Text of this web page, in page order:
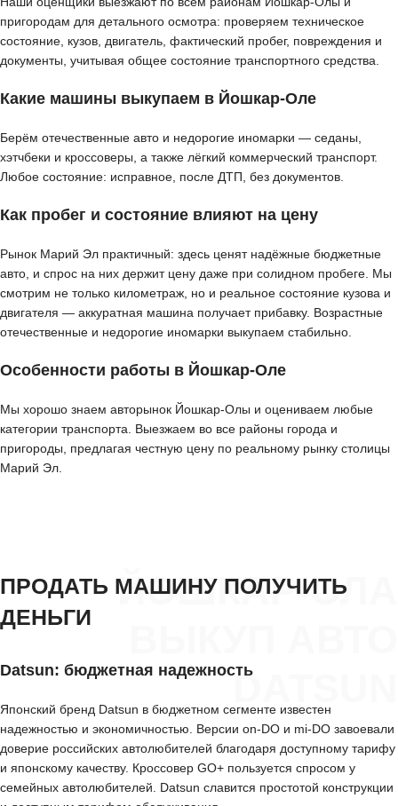
пригородам для детального осмотра: проверяем техническое
состояние, кузов, двигатель, фактический пробег, повреждения и
документы, учитывая общее состояние транспортного средства.
Какие машины выкупаем в Йошкар-Оле
Берём отечественные авто и недорогие иномарки — седаны,
хэтчбеки и кроссоверы, а также лёгкий коммерческий транспорт.
Любое состояние: исправное, после ДТП, без документов.
Как пробег и состояние влияют на цену
Рынок Марий Эл практичный: здесь ценят надёжные бюджетные
авто, и спрос на них держит цену даже при солидном пробеге. Мы
смотрим не только километраж, но и реальное состояние кузова и
двигателя — аккуратная машина получает прибавку. Возрастные
отечественные и недорогие иномарки выкупаем стабильно.
Особенности работы в Йошкар-Оле
Мы хорошо знаем авторынок Йошкар-Олы и оцениваем любые
категории транспорта. Выезжаем во все районы города и
пригороды, предлагая честную цену по реальному рынку столицы
Марий Эл.
ЙОШКАР-ОЛА
DATSUN
ПРОДАТЬ МАШИНУ ПОЛУЧИТЬ
ДЕНЬГИ
Datsun: бюджетная надежность
Японский бренд Datsun в бюджетном сегменте известен
надежностью и экономичностью. Версии on-DO и mi-DO завоевали
доверие российских автолюбителей благодаря доступному тарифу
и японскому качеству. Кроссовер GO+ пользуется спросом у
семейных автолюбителей. Datsun славится простотой конструкции